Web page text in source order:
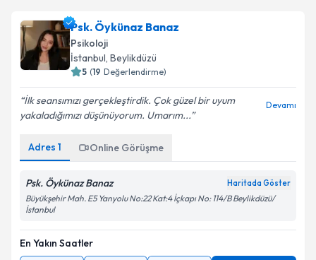
Psk. Öykünaz Banaz
Psikoloji
İstanbul, Beylikdüzü
5 (19 Değerlendirme)
İlk seansımızı gerçekleştirdik. Çok güzel bir uyum
yakaladığımızı düşünüyorum. Umarım...
Devamı
Adres 1 Online Görüşme
Psk. Öykünaz Banaz Haritada Göster
Büyükşehir Mah. E5 Yanyolu No:22 Kat:4 İçkapı No: 114/B Beylikdüzü/
İstanbul
En Yakın Saatler